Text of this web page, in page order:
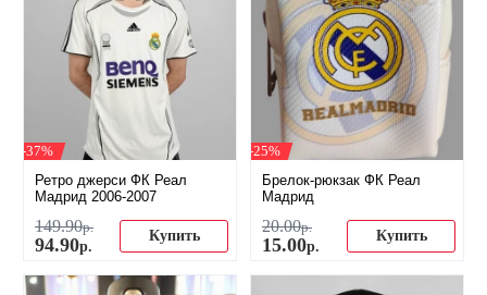
-37%
Ретро джерси ФК Реал
Мадрид 2006-2007
149.90р.
94.90р.
Купить
-25%
Брелок-рюкзак ФК Реал
Мадрид
20.00р.
15.00р.
Купить